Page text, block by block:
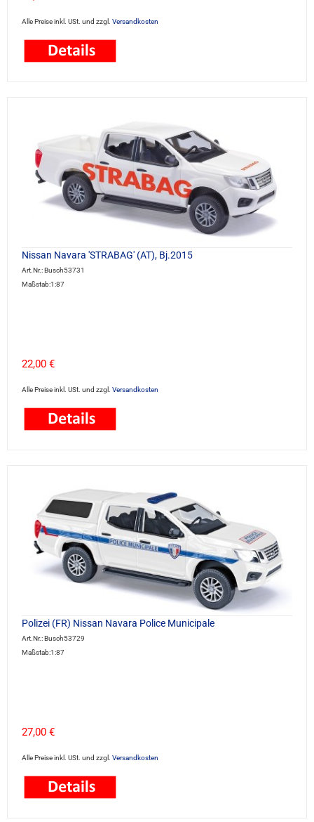
Alle Preise inkl. USt. und zzgl. Versandkosten
Nissan Navara 'STRABAG' (AT), Bj.2015
Art.Nr.: Busch53731
Maßstab:1:87
22,00 €
Alle Preise inkl. USt. und zzgl. Versandkosten
Polizei (FR) Nissan Navara Police Municipale
Art.Nr.: Busch53729
Maßstab:1:87
27,00 €
Alle Preise inkl. USt. und zzgl. Versandkosten